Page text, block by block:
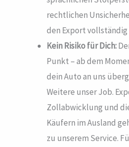
rechtlichen
den Export
Kein Risiko für Dich:
Punkt – ab dem
dein Auto an uns
Weitere unser Job.
Zollabwicklung und
Käufern im Ausland
zu unserem Service.